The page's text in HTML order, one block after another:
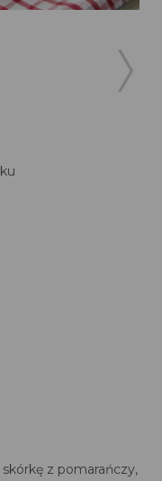
z pomarańczy,